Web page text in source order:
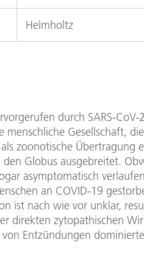
Helmholtz
durch SARS-CoV-
Gesellschaft,
zoonotische Übertragung
Globus ausgebreitet.
asymptomatisch
an COVID-19
ist nach wie vor unklar,
direkten zytopathischen
Entzündungen